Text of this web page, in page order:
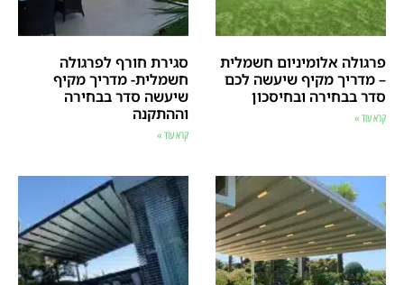
פרגולה אלומיניום חשמלית
– מדריך מקיף שיעשה לכם
סדר בבחירה ובחיסכון
קרא עוד »
סגירת חורף לפרגולה
חשמלית- מדריך מקיף
שיעשה סדר בבחירה
וההתקנה
קרא עוד »